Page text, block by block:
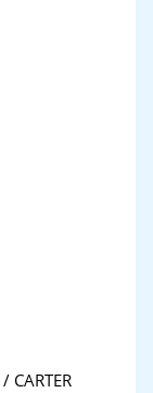
/ CARTER